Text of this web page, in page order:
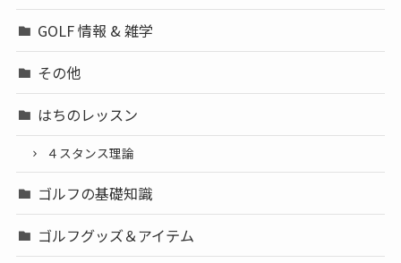
GOLF 情報 & 雑学
その他
はちのレッスン
４スタンス理論
ゴルフの基礎知識
ゴルフグッズ＆アイテム